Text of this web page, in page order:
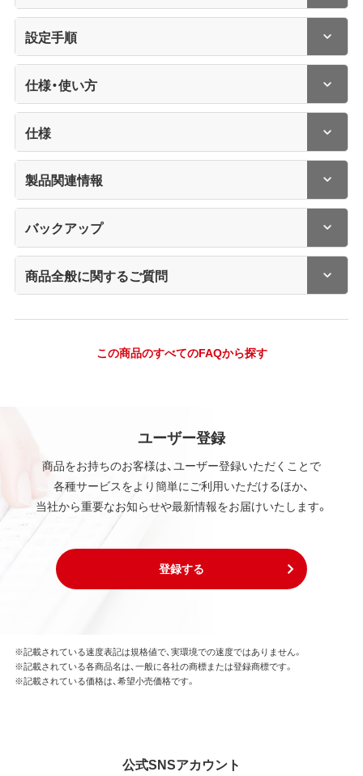
設定手順
仕様・使い方
仕様
製品関連情報
バックアップ
商品全般に関するご質問
この商品のすべてのFAQから探す
ユーザー登録
商品をお持ちのお客様は、ユーザー登録いただくことで
各種サービスをより簡単にご利用いただけるほか、
当社から重要なお知らせや最新情報をお届けいたします。
登録する
※記載されている速度表記は規格値で、実環境での速度ではありません。
※記載されている各商品名は、一般に各社の商標または登録商標です。
※記載されている価格は、希望小売価格です。
公式SNSアカウント